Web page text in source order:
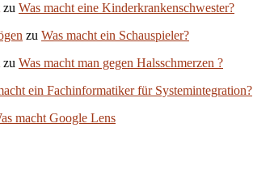
zu Was macht eine Kinderkrankenschwester?
zu Was macht ein Schauspieler?
zu Was macht man gegen Halsschmerzen ?
ein Fachinformatiker für Systemintegration?
macht Google Lens